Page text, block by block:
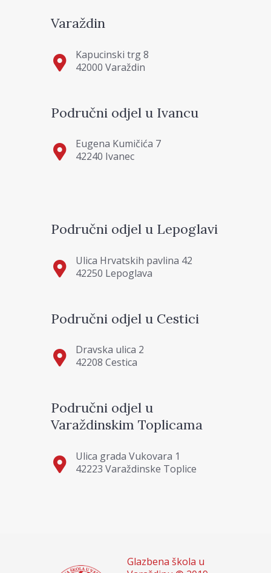
Varaždin
Kapucinski trg 8
42000 Varaždin
Područni odjel u Ivancu
Eugena Kumičića 7
42240 Ivanec
Područni odjel u Lepoglavi
Ulica Hrvatskih pavlina 42
42250 Lepoglava
Područni odjel u Cestici
Dravska ulica 2
42208 Cestica
Područni odjel u
Varaždinskim Toplicama
Ulica grada Vukovara 1
42223 Varaždinske Toplice
Glazbena škola u